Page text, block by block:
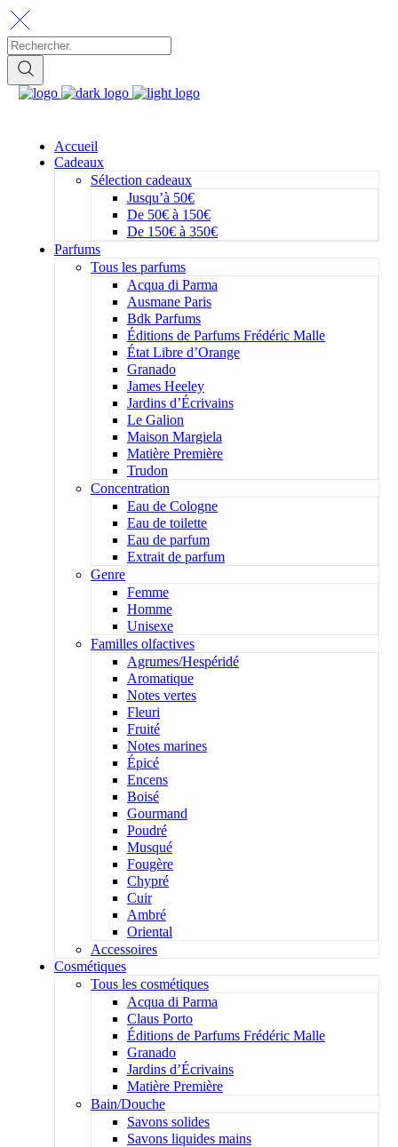
Accueil
Cadeaux
Sélection cadeaux
Jusqu’à 50€
De 50€ à 150€
De 150€ à 350€
Parfums
Tous les parfums
Acqua di Parma
Ausmane Paris
Bdk Parfums
Éditions de Parfums Frédéric Malle
État Libre d’Orange
Granado
James Heeley
Jardins d’Écrivains
Le Galion
Maison Margiela
Matière Première
Trudon
Concentration
Eau de Cologne
Eau de toilette
Eau de parfum
Extrait de parfum
Genre
Femme
Homme
Unisexe
Familles olfactives
Agrumes/Hespéridé
Aromatique
Notes vertes
Fleuri
Fruité
Notes marines
Épicé
Encens
Boisé
Gourmand
Poudré
Musqué
Fougère
Chypré
Cuir
Ambré
Oriental
Accessoires
Cosmétiques
Tous les cosmétiques
Acqua di Parma
Claus Porto
Éditions de Parfums Frédéric Malle
Granado
Jardins d’Écrivains
Matière Première
Bain/Douche
Savons solides
Savons liquides mains